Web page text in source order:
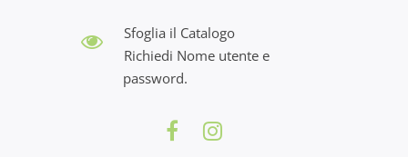
Sfoglia il Catalogo
Richiedi Nome utente e
password.